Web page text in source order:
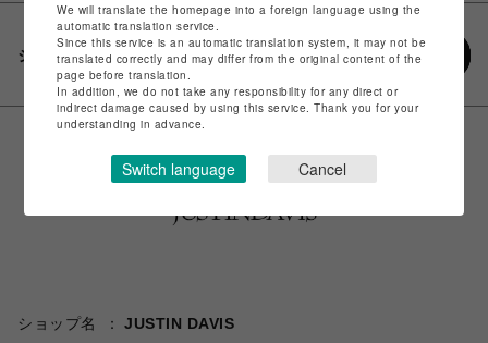
シェアする
ショップ名
JUSTIN DAVIS
We will translate the homepage into a foreign language using the
automatic translation service.
Since this service is an automatic translation system, it may not be
translated correctly and may differ from the original content of the
page before translation.
In addition, we do not take any responsibility for any direct or
indirect damage caused by using this service. Thank you for your
understanding in advance.
Switch language Cancel